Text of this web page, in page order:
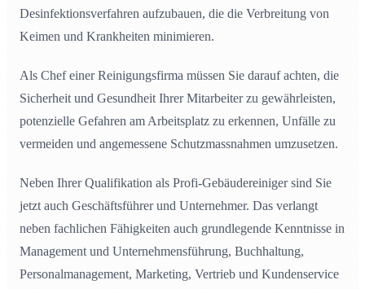
Desinfektionsverfahren aufzubauen, die die Verbreitung von
Keimen und Krankheiten minimieren.
Als Chef einer Reinigungsfirma müssen Sie darauf achten, die
Sicherheit und Gesundheit Ihrer Mitarbeiter zu gewährleisten,
potenzielle Gefahren am Arbeitsplatz zu erkennen, Unfälle zu
vermeiden und angemessene Schutzmassnahmen umzusetzen.
Neben Ihrer Qualifikation als Profi-Gebäudereiniger sind Sie
jetzt auch Geschäftsführer und Unternehmer. Das verlangt
neben fachlichen Fähigkeiten auch grundlegende Kenntnisse in
Management und Unternehmensführung, Buchhaltung,
Personalmanagement, Marketing, Vertrieb und Kundenservice